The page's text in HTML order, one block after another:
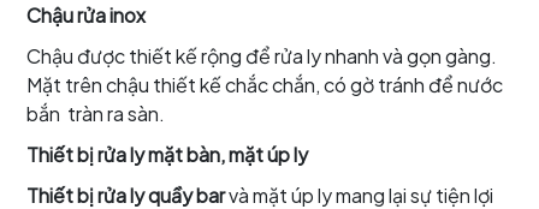
Chậu rửa inox
Chậu được thiết kế rộng để rửa ly nhanh và gọn gàng.
Mặt trên chậu thiết kế chắc chắn, có gờ tránh để nước
bắn tràn ra sàn.
Thiết bị rửa ly mặt bàn, mặt úp ly
Thiết bị rửa ly quầy barvà mặt úp ly mang lại sự tiện lợi